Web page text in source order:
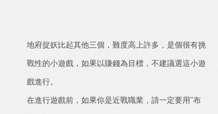
地府捉妖比起其他三個，難度高上許多，是個很有挑
戰性的小遊戲，如果以賺錢為目標，不建議選這小遊
戲進行。
在進行遊戲前，如果你是近戰職業，請一定要用"布